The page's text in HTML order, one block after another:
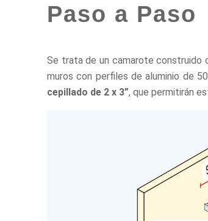
Paso a Paso
Se trata de un camarote construido
muros con perfiles de aluminio de
cepillado de 2 x 3”, que permitirán